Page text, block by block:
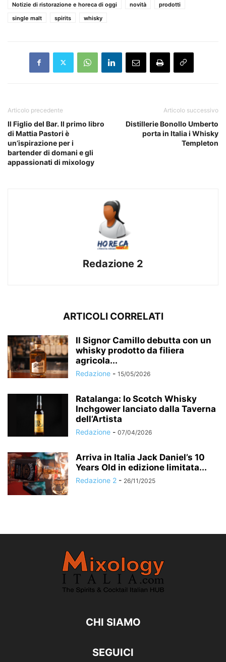
Notizie di ristorazione e horeca di oggi
novità
prodotti
single malt
spirits whisky
Articolo precedente
Il Figlio del Bar. Il primo libro
di Mattia Pastori è
un’ispirazione per i
bartender di domani e gli
appassionati di mixology
Articolo successivo
Distillerie Bonollo Umberto
porta in Italia i Whisky
Templeton
Redazione 2
ARTICOLI CORRELATI
Il Signor Camillo debutta con un
whisky prodotto da filiera
agricola...
Redazione - 15/05/2026
Ratalanga: lo Scotch Whisky
Inchgower lanciato dalla Taverna
dell’Artista
Redazione - 07/04/2026
Arriva in Italia Jack Daniel’s 10
Years Old in edizione limitata...
Redazione 2 - 26/11/2025
CHI SIAMO
SEGUICI